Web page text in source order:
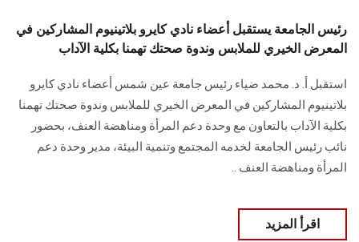
رئيس الجامعة يستقبل أعضاء نادي كايرو بلاتينيوم المشاركين في
المعرض الخيري للملابس وندوة صحتك تهمنا بكلية الآداب
استقبل أ. د. محمد ضياء رئيس جامعة عين شمس أعضاء نادي كايرو
بلاتينيوم المشاركين في المعرض الخيري للملابس وندوة صحتك تهمنا
بكلية الآداب بالتعاون مع وحدة دعم المرأة ومناهضة العنف، بحضور
نائب رئيس الجامعة لخدمه المجتمع وتنمية البيئة، مدير وحدة دعم
المرأة ومناهضة العنف ..
اقرأ المزيد